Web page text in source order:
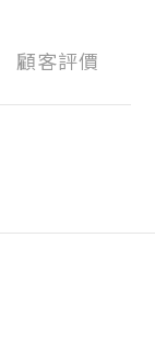
顧客評價